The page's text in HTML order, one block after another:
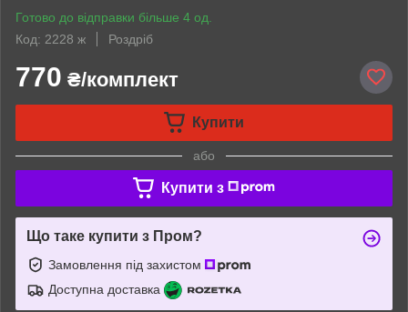
Готово до відправки більше 4 од.
Код: 2228 ж
Роздріб
770 ₴/комплект
Купити
або
Купити з
Що таке купити з Пром?
Замовлення під захистом
Доступна доставка